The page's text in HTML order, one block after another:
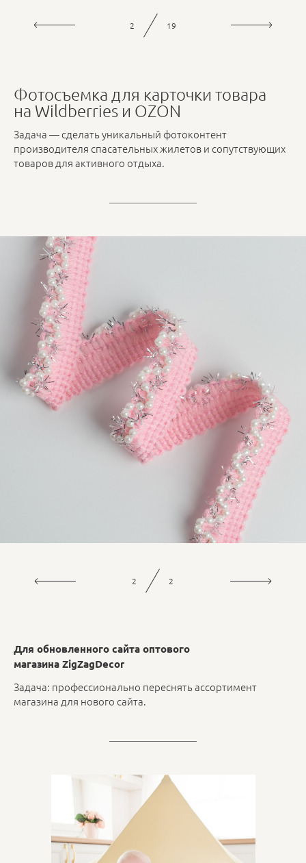
Фотосъемка для карточки товара
на Wildberries и OZON
Задача — сделать уникальный фотоконтент
производителя спасательных жилетов и сопутствующих
товаров для активного отдыха.
3 19
Для обновленного сайта оптового
магазина ZigZagDecor
Задача: профессионально переснять ассортимент
магазина для нового сайта.
1 2